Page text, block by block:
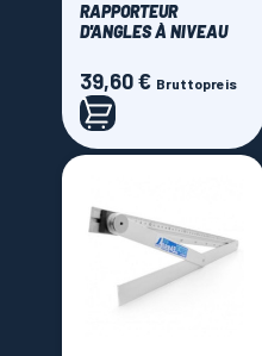
RAPPORTEUR
D'ANGLES À NIVEAU
Preis
39,60 € Bruttopreis